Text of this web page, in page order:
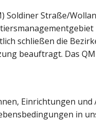
Soldiner Straße/
schließen die
beauftragt. Das
Einrichtungen
in